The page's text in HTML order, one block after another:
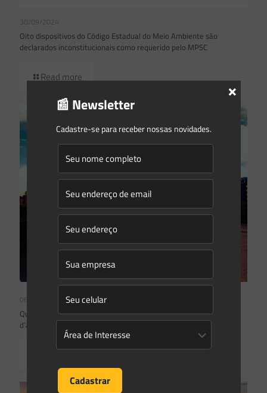
30/09/2024
Oito dispositivos do Código Estadual do Meio Ambiente são
declarados inconstitucionais como requerido pelo MPSC
Read more
Qual o futuro das Áreas de Preservação Permanentes de curso
d’água? Novo artigo no portal Direito Ambiental
📰 Newsletter
Cadastre-se para receber nossas novidades.
×